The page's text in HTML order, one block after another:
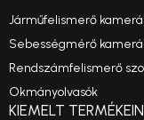
Járműfelismerő
Sebességmérő
Rendszámfelismerő
Okmányolvasók
KIEMELT